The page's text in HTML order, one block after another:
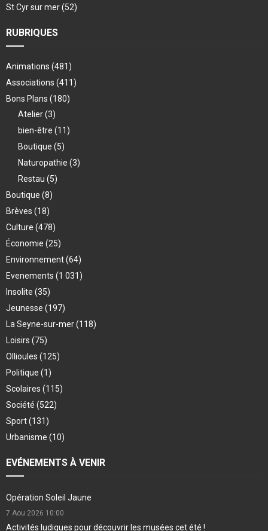
St Cyr sur mer(52)
RUBRIQUES
Animations (481)
Associations (411)
Bons Plans (180)
Atelier(3)
bien-être (11)
Boutique (5)
Naturopathie (3)
Restau (5)
Boutique (8)
Brèves (18)
Culture (478)
Économie (25)
Environnement(64)
Evenements (1 031)
Insolite (35)
Jeunesse (197)
La Seyne-sur-mer(118)
Loisirs (75)
Ollioules (125)
Politique (1)
Scolaires (115)
Société (522)
Sport(131)
Urbanisme (10)
EVÉNEMENTS À VENIR
Opération Soleil Jaune
7 Aou 2026 10:00
Activités ludiques pour découvrir les musées cet été !